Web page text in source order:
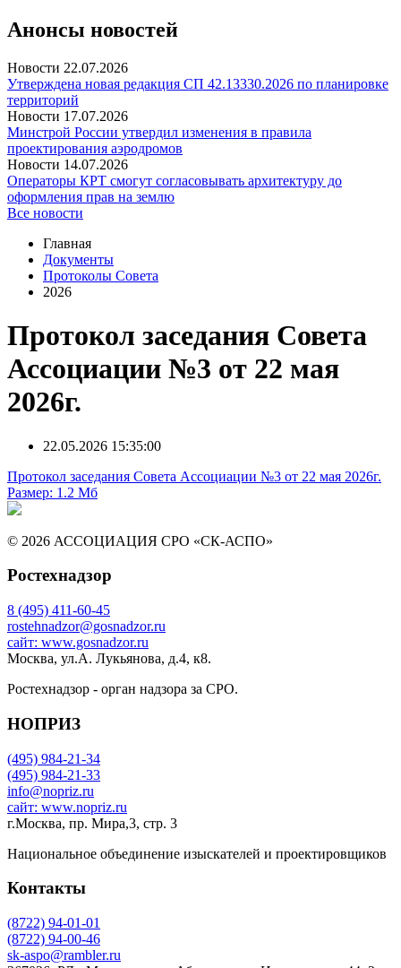
Анонсы новостей
Новости 22.07.2026
Утверждена новая редакция СП 42.13330.2026 по планировке
территорий
Новости 17.07.2026
Минстрой России утвердил изменения в правила
проектирования аэродромов
Новости 14.07.2026
Операторы КРТ смогут согласовывать архитектуру до
оформления прав на землю
Все новости
Главная
Документы
Протоколы Совета
2026
Протокол заседания Совета
Ассоциации №3 от 22 мая
2026г.
22.05.2026 15:35:00
Протокол заседания Совета Ассоциации №3 от 22 мая 2026г.
Размер: 1.2 Мб
© 2026 АССОЦИАЦИЯ СРО «СК-АСПО»
Ростехнадзор
8 (495) 411-60-45
rostehnadzor@gosnadzor.ru
сайт: www.gosnadzor.ru
Москва, ул.А. Лукьянова, д.4, к8.
Ростехнадзор - орган надзора за СРО.
НОПРИЗ
(495) 984-21-34
(495) 984-21-33
info@nopriz.ru
сайт: www.nopriz.ru
г.Москва, пр. Мира,3, стр. 3
Национальное объединение изыскателей и проектировщиков
Контакты
(8722) 94-01-01
(8722) 94-00-46
sk-aspo@rambler.ru